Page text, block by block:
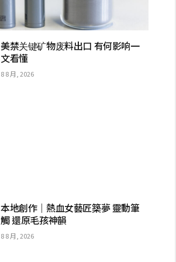
美禁关键矿物废料出口 有何影响一
文看懂
8 8 月, 2026
本地創作｜熱血女藝匠築夢 靈動筆
觸 還原毛孩神韻
8 8 月, 2026